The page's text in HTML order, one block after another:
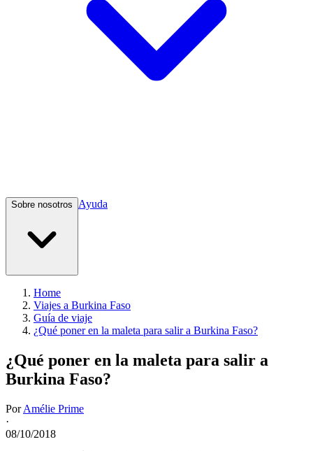
Sobre nosotros Ayuda
Home
Viajes a Burkina Faso
Guía de viaje
¿Qué poner en la maleta para salir a Burkina Faso?
¿Qué poner en la maleta para salir a
Burkina Faso?
PorAmélie Prime
·
08/10/2018